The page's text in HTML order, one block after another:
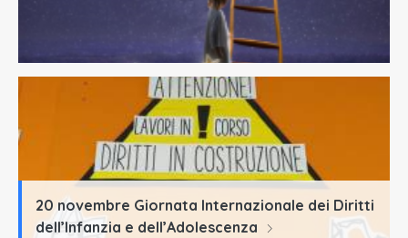
20 novembre Giornata Internazionale dei Diritti
dell’Infanzia e dell’Adolescenza